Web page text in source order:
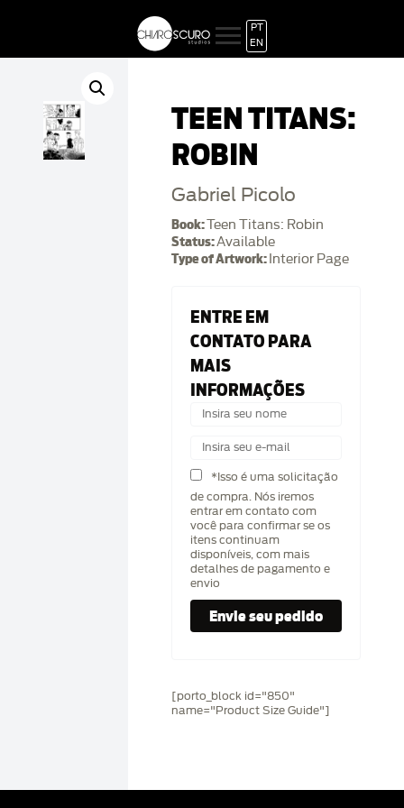
PT
EN
TEEN TITANS:
ROBIN
Gabriel Picolo
Book:Teen Titans: Robin
Status:Available
Type of Artwork: Interior Page
ENTRE EM
CONTATO PARA
MAIS
INFORMAÇÕES
*Isso é uma solicitação
de compra. Nós iremos
entrar em contato com
você para confirmar se os
itens continuam
disponíveis, com mais
detalhes de pagamento e
envio
[porto_block id="850"
name="Product Size Guide"]